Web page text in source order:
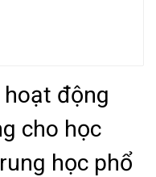
động
cho học
học phổ